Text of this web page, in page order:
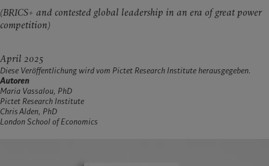
(BRICS+ and contested global leadership in an era of great power
competition)
April 2025
Diese Veröffentlichung wird vom Pictet Research Institute herausgegeben.
Autoren
Maria Vassalou, PhD
Pictet Research Institute
Chris Alden, PhD
London School of Economics